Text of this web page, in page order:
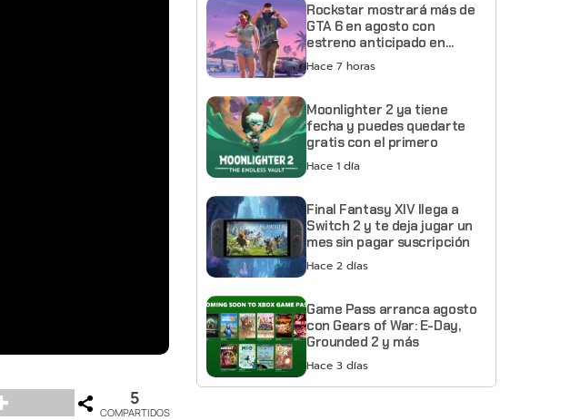
5
COMPARTIDOS
Rockstar mostrará más de
GTA 6 en agosto con
estreno anticipado en
Netflix
Hace 7 horas
Moonlighter 2 ya tiene
fecha y puedes quedarte
gratis con el primero
Hace 1 día
Final Fantasy XIV llega a
Switch 2 y te deja jugar un
mes sin pagar suscripción
Hace 2 días
Game Pass arranca agosto
con Gears of War: E-Day,
Grounded 2 y más
Hace 3 días